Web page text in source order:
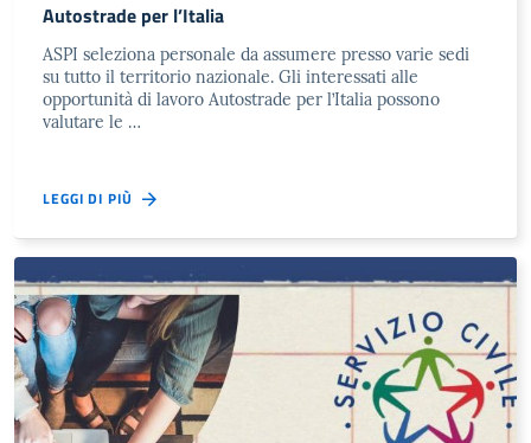
Autostrade per l’Italia
ASPI seleziona personale da assumere presso varie sedi
su tutto il territorio nazionale. Gli interessati alle
opportunità di lavoro Autostrade per l’Italia possono
valutare le …
LEGGI DI PIÙ